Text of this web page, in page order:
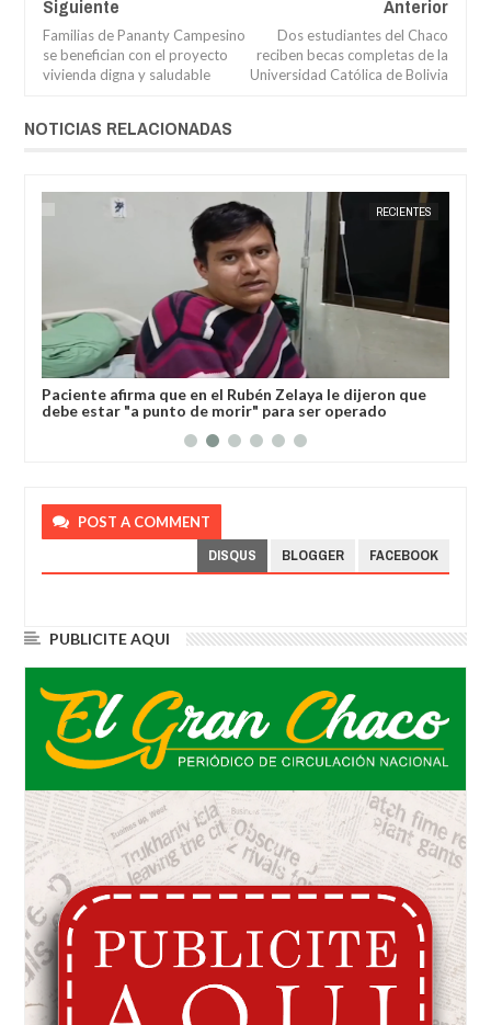
Siguiente
Familias de Pananty Campesino
se benefician con el proyecto
vivienda digna y saludable
Anterior
Dos estudiantes del Chaco
reciben becas completas de la
Universidad Católica de Bolivia
NOTICIAS RELACIONADAS
RECIENTES
Paciente afirma que en el Rubén Zelaya le dijeron que
debe estar "a punto de morir" para ser operado
POST A COMMENT
DISQUS BLOGGER FACEBOOK
PUBLICITE AQUI